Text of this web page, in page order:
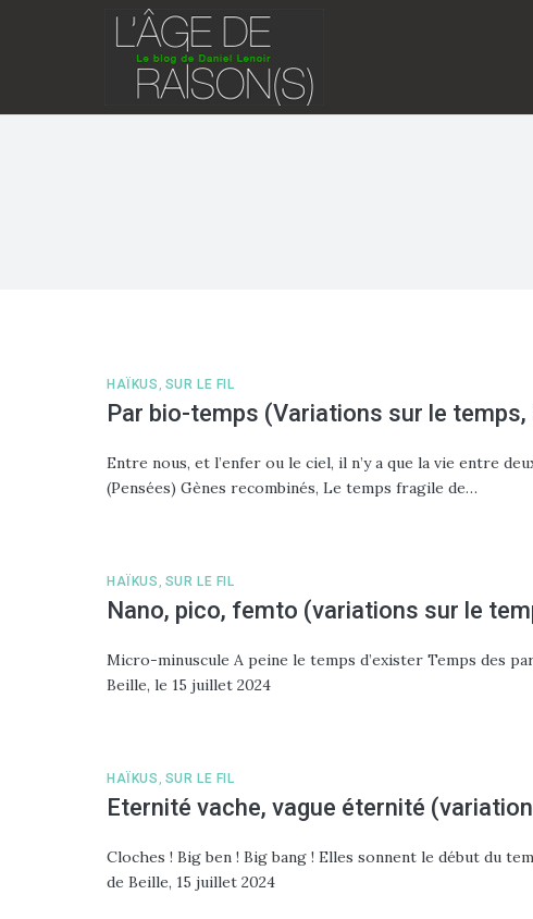
to
HAÏKUS SUR LE FIL
Par bio-temps (Variations sur le temps,
Entre nous, et l’enfer ou le ciel, il n’y a que la vie entre
(Pensées) Gènes recombinés, Le temps fragile de…
HAÏKUS SUR LE FIL
Nano, pico, femto (variations sur le
Micro-minuscule A peine le temps d’exister Temps des
Beille, le 15 juillet 2024
HAÏKUS SUR LE FIL
Eternité vache, vague éternité
Cloches ! Big ben ! Big bang ! Elles sonnent le début du
de Beille, 15 juillet 2024